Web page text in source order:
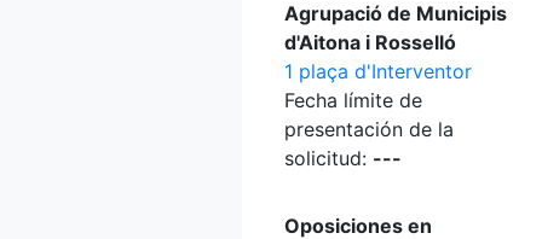
Agrupació de Municipis
d'Aitona i Rosselló
1 plaça d'Interventor
Fecha límite de
presentación de la
solicitud: ---
Oposiciones en